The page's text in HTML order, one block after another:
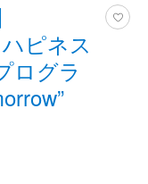
ピネス
ログラ